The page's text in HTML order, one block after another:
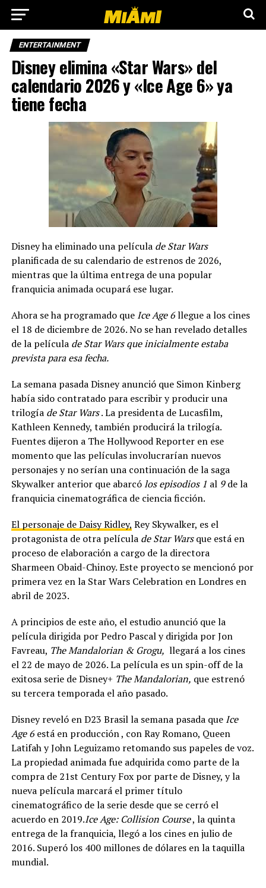
ENTERTAINMENT
Disney elimina «Star Wars» del
calendario 2026 y «Ice Age 6» ya
tiene fecha
Disney ha eliminado una película de Star Wars
planificada de su calendario de estrenos de 2026,
mientras que la última entrega de una popular
franquicia animada ocupará ese lugar.
Ahora se ha programado que Ice Age 6llegue a los cines
el 18 de diciembre de 2026. No se han revelado detalles
de la película de Star Wars que inicialmente estaba
prevista para esa fecha.
La semana pasada Disney anunció que Simon Kinberg
había sido contratado para escribir y producir una
trilogía de Star Wars. La presidenta de Lucasfilm,
Kathleen Kennedy, también producirá la trilogía.
Fuentes dijeron a The Hollywood Reporter en ese
momento que las películas involucrarían nuevos
personajes y no serían una continuación de la saga
Skywalker anterior que abarcólos episodios 1 al 9de la
franquicia cinematográfica de ciencia ficción.
El personaje de Daisy Ridley, Rey Skywalker, es el
protagonista de otra película de Star Warsque está en
proceso de elaboración a cargo de la directora
Sharmeen Obaid-Chinoy. Este proyecto se mencionó por
primera vez en la Star Wars Celebration en Londres en
abril de 2023.
A principios de este año, el estudio anunció que la
película dirigida por Pedro Pascal y dirigida por Jon
Favreau, The Mandalorian & Grogu, llegará a los cines
el 22 de mayo de 2026. La película es un spin-off de la
exitosa serie de Disney+ The Mandalorian, que estrenó
su tercera temporada el año pasado.
Disney reveló en D23 Brasil la semana pasada que Ice
Age 6está en producción , con Ray Romano, Queen
Latifah y John Leguizamo retomando sus papeles de voz.
La propiedad animada fue adquirida como parte de la
compra de 21st Century Fox por parte de Disney, y la
nueva película marcará el primer título
cinematográfico de la serie desde que se cerró el
acuerdo en 2019.Ice Age: Collision Course, la quinta
entrega de la franquicia, llegó a los cines en julio de
2016. Superó los 400 millones de dólares en la taquilla
mundial.